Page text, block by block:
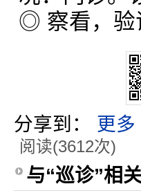
◎ 察看，验
分享到： 更多
阅读(3612次)
与“巡诊”相